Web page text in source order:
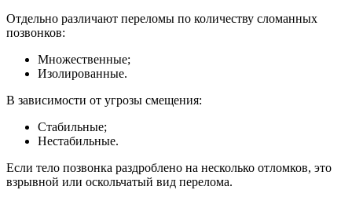
Отдельно различают переломы по количеству сломанных
позвонков:
Множественные;
Изолированные.
В зависимости от угрозы смещения:
Стабильные;
Нестабильные.
Если тело позвонка раздроблено на несколько отломков, это
взрывной или оскольчатый вид перелома.